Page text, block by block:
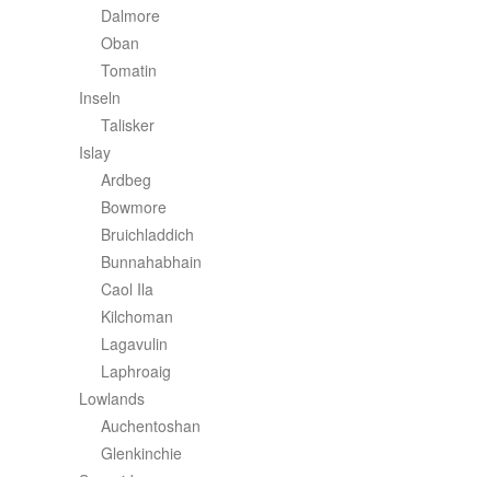
Dalmore
Oban
Tomatin
Inseln
Talisker
Islay
Ardbeg
Bowmore
Bruichladdich
Bunnahabhain
Caol Ila
Kilchoman
Lagavulin
Laphroaig
Lowlands
Auchentoshan
Glenkinchie